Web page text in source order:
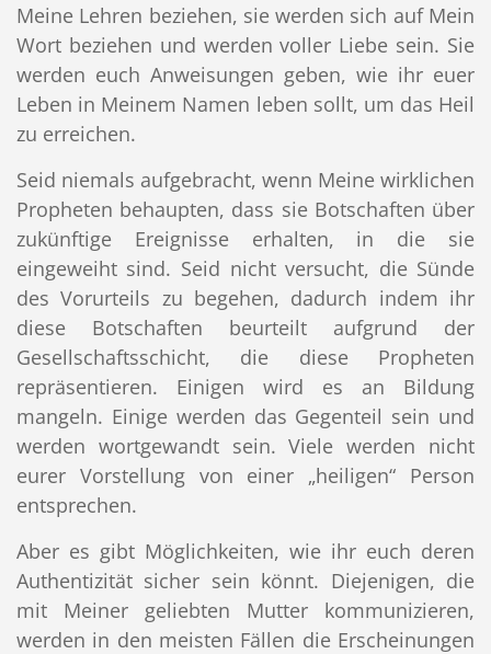
Meine Lehren beziehen, sie werden sich auf Mein
Wort beziehen und werden voller Liebe sein. Sie
werden euch Anweisungen geben, wie ihr euer
Leben in Meinem Namen leben sollt, um das Heil
zu erreichen.
Seid niemals aufgebracht, wenn Meine wirklichen
Propheten behaupten, dass sie Botschaften über
zukünftige Ereignisse erhalten, in die sie
eingeweiht sind. Seid nicht versucht, die Sünde
des Vorurteils zu begehen, dadurch indem ihr
diese Botschaften beurteilt aufgrund der
Gesellschaftsschicht, die diese Propheten
repräsentieren. Einigen wird es an Bildung
mangeln. Einige werden das Gegenteil sein und
werden wortgewandt sein. Viele werden nicht
eurer Vorstellung von einer „heiligen“ Person
entsprechen.
Aber es gibt Möglichkeiten, wie ihr euch deren
Authentizität sicher sein könnt. Diejenigen, die
mit Meiner geliebten Mutter kommunizieren,
werden in den meisten Fällen die Erscheinungen